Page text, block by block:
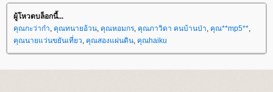
ผู้โหวตบล็อกนี้...
คุณกะว่าก๋า, คุณทนายอ้วน, คุณหอมกร, คุณภาวิดา คนบ้านป่า, คุณ**mp5**,
คุณนายแว่นขยันเที่ยว, คุณสองแผ่นดิน, คุณhaiku